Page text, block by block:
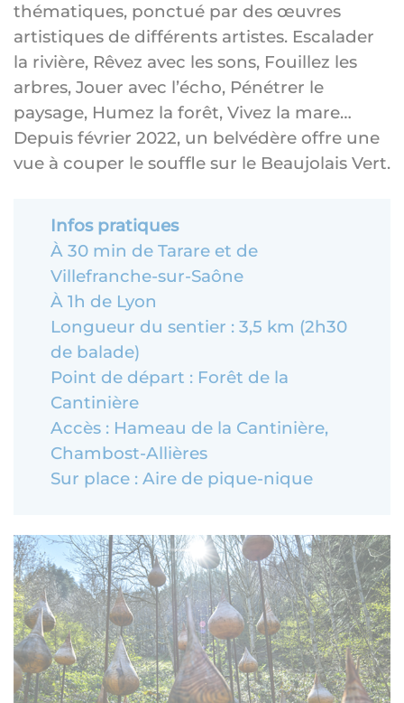
thématiques, ponctué par des œuvres
artistiques de différents artistes. Escalader
la rivière, Rêvez avec les sons, Fouillez les
arbres, Jouer avec l’écho, Pénétrer le
paysage, Humez la forêt, Vivez la mare…
Depuis février 2022, un belvédère offre une
vue à couper le souffle sur le Beaujolais Vert.
Infos pratiques
À 30 min de Tarare et de
Villefranche-sur-Saône
À 1h de Lyon
Longueur du sentier : 3,5 km (2h30
de balade)
Point de départ : Forêt de la
Cantinière
Accès : Hameau de la Cantinière,
Chambost-Allières
Sur place : Aire de pique-nique